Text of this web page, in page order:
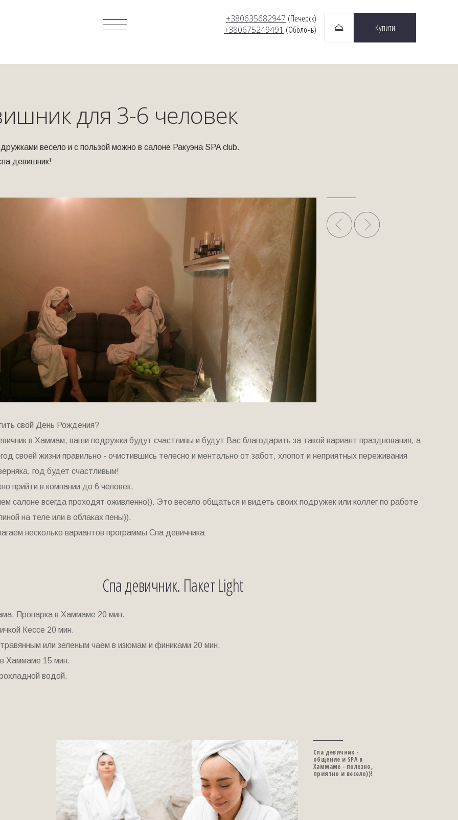
Купити
+380635682947 (Печерск)
+380675249491 (Оболонь)
для 3-6 человек
весело и с пользой можно в салоне Ракуэна SPA club.
девишник!
свой День Рождения?
в Хаммам, ваши подружки будут счастливы и будут Вас благодарить за такой вариант празднования, а
своей жизни правильно - очистившись телесно и ментально от забот, хлопот и неприятных переживания
год будет счастливым!
прийти в компании до 6 человек.
салоне всегда проходят оживленно)). Это весело общаться и видеть своих подружек или коллег по работе
на теле или в облаках пены)).
несколько вариантов программы Спа девичника:
Спа девичник. Пакет Light
Пропарка в Хаммаме 20 мин.
Кессе 20 мин.
или зеленым чаем в изюмам и финиками 20 мин.
Хаммаме 15 мин.
водой.
Спа девичник -
общение и SPA в
Хаммаме - полезно,
приятно и весело))!